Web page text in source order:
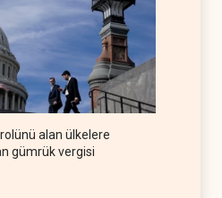
09 Ağustos 2026
Hareketi: Suudi
uzlaşma yok,
var
09 Ağustos 2026
Guardian: Trump’ın İran
alay konusu oldu
alan ülkelere
gümrük vergisi